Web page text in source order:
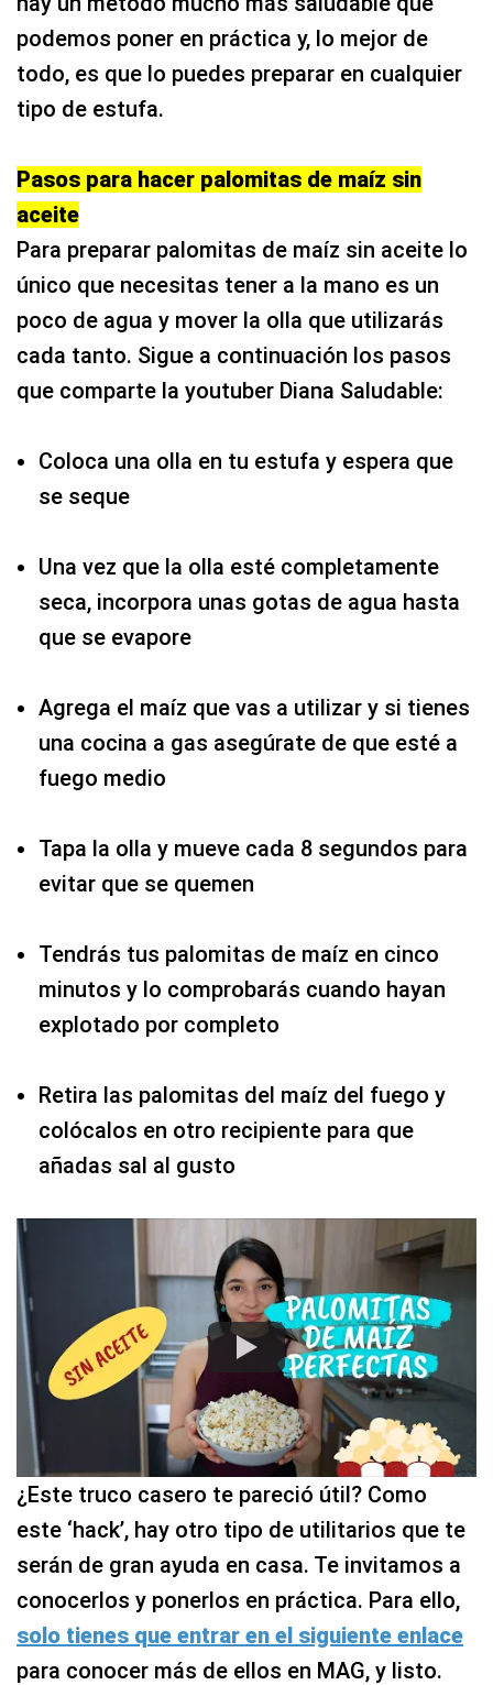
podemos poner en práctica y, lo mejor de
todo, es que lo puedes preparar en cualquier
tipo de estufa.
Pasos para hacer palomitas de maíz sin
aceite
Para preparar palomitas de maíz sin aceite lo
único que necesitas tener a la mano es un
poco de agua y mover la olla que utilizarás
cada tanto. Sigue a continuación los pasos
que comparte la youtuber Diana Saludable:
Coloca una olla en tu estufa y espera que
se seque
Una vez que la olla esté completamente
seca, incorpora unas gotas de agua hasta
que se evapore
Agrega el maíz que vas a utilizar y si tienes
una cocina a gas asegúrate de que esté a
fuego medio
Tapa la olla y mueve cada 8 segundos para
evitar que se quemen
Tendrás tus palomitas de maíz en cinco
minutos y lo comprobarás cuando hayan
explotado por completo
Retira las palomitas del maíz del fuego y
colócalos en otro recipiente para que
añadas sal al gusto
¿Este truco casero te pareció útil? Como
este ‘hack’, hay otro tipo de utilitarios que te
serán de gran ayuda en casa. Te invitamos a
conocerlos y ponerlos en práctica. Para ello,
solo tienes que entrar en el siguiente enlace
para conocer más de ellos en MAG, y listo.